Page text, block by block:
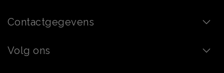
Contactgegevens
Volg ons